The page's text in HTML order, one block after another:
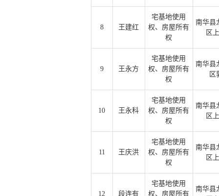
8 王建红
宅基地使用
权、房屋所有
权
南华县
区
9 王永方
宅基地使用
权、房屋所有
权
南华县
区
10 王永科
宅基地使用
权、房屋所有
权
南华县
区
11 王庆洪
宅基地使用
权、房屋所有
权
南华县
区
12 段连有
宅基地使用
权、房屋所有
南华县